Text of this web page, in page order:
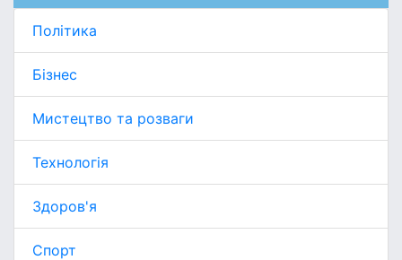
Політика
Бізнес
Мистецтво та розваги
Технологія
Здоров'я
Спорт